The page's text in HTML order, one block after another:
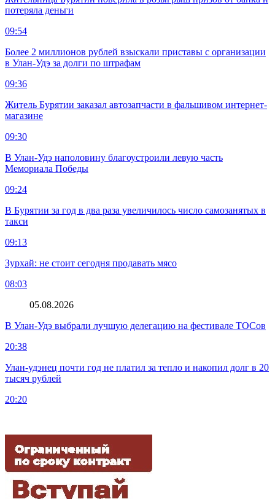
потеряла деньги
09:54
Более 2 миллионов рублей взыскали приставы с организации
в Улан-Удэ за долги по штрафам
09:36
Житель Бурятии заказал автозапчасти в фальшивом интернет-
магазине
09:30
В Улан-Удэ наполовину благоустроили левую часть
Мемориала Победы
09:24
В Бурятии за год в два раза увеличилось число самозанятых в
такси
09:13
Зурхай: не стоит сегодня продавать мясо
08:03
05.08.2026
В Улан-Удэ выбрали лучшую делегацию на фестивале ТОСов
20:38
Улан-удэнец почти год не платил за тепло и накопил долг в 20
тысяч рублей
20:20